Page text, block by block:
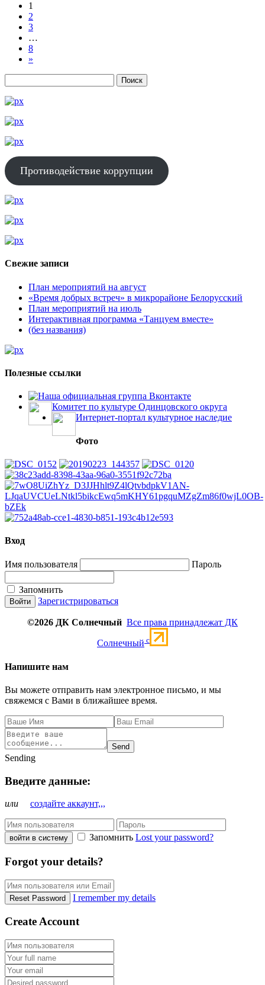
1
2
3
…
8
»
Противодействие коррупции
Свежие записи
План мероприятий на август
«Время добрых встреч» в микрорайоне Белорусский
План мероприятий на июль
Интерактивная программа «Танцуем вместе»
(без названия)
Полезные ссылки
Наша официальная группа Вконтакте
Комитет по культуре Одинцовского округа
Интернет-портал культурное наследие
Фото
Вход
Имя пользователя Пароль
Запомнить
Зарегистрироваться
©2026 ДК Солнечный Все права принадлежат ДК
Солнечный c
Напишите нам
Вы можете отправить нам электронное письмо, и мы
свяжемся с Вами в ближайшее время.
Send
Sending
Введите данные:
или создайте аккаунт,,,
войти в систему Запомнить Lost your password?
Forgot your details?
Reset Password I remember my details
Create Account